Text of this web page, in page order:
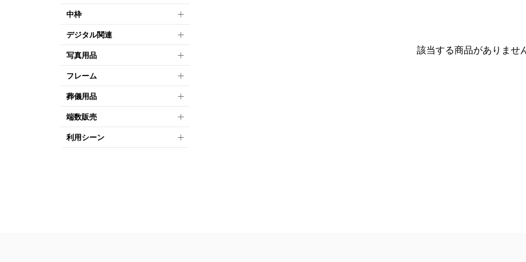
中枠
デジタル関連
写真用品
フレーム
葬儀用品
端数販売
利用シーン
該当する商品がありませ